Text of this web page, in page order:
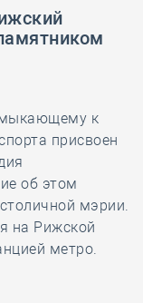
к
присвоен
об этом
мэрии.
на Рижской
метро.